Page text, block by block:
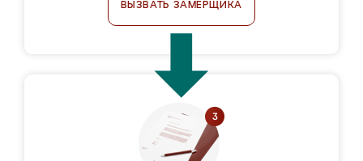
ВЫЗВАТЬ ЗАМЕРЩИКА